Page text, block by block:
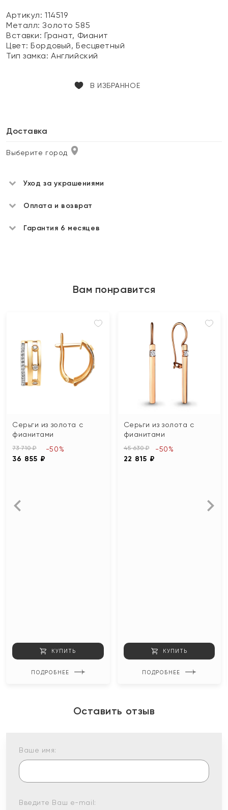
Артикул: 114519
Металл:Золото 585
Вставки:Гранат, Фианит
Цвет:Бордовый, Бесцветный
Тип замка:Английский
В ИЗБРАННОЕ
Доставка
Выберите город
Уход за украшениями
Оплата и возврат
Гарантия 6 месяцев
Вам понравится
Серьги из золота с
фианитами
73 710 ₽
36 855 ₽
-50%
КУПИТЬ
ПОДРОБНЕЕ
Серьги из золота с
фианитами
45 630 ₽
22 815 ₽
-50%
КУПИТЬ
ПОДРОБНЕЕ
Оставить отзыв
Ваше имя:
Введите Ваш e-mail: